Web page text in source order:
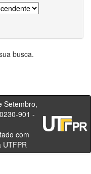
busca.
901 -
com
UTFPR